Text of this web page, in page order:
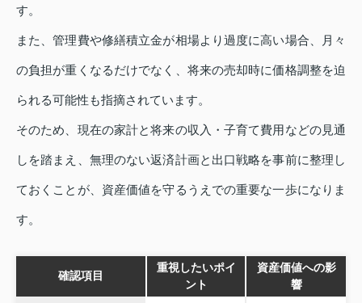
す。
また、管理費や修繕積立金が相場より過度に高い場合、月々
の負担が重くなるだけでなく、将来の売却時に価格調整を迫
られる可能性も指摘されています。
そのため、現在の家計と将来の収入・子育て費用などの見通
しを踏まえ、無理のない返済計画と出口戦略を事前に整理し
ておくことが、資産価値を守るうえでの重要な一歩になりま
す。
確認項目
重視したいポイ
ント
資産価値への影
響